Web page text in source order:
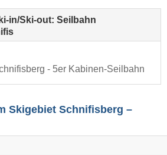
in/Ski-out: Seilbahn
- 5er Kabinen-Seilbahn
Skigebiet Schnifisberg –